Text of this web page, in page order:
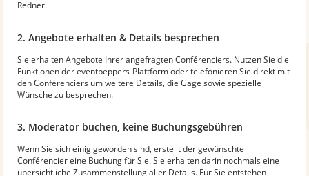
Redner.
2. Angebote erhalten & Details besprechen
Sie erhalten Angebote Ihrer angefragten Conférenciers. Nutzen Sie die
Funktionen der eventpeppers-Plattform oder telefonieren Sie direkt mit
den Conférenciers um weitere Details, die Gage sowie spezielle
Wünsche zu besprechen.
3. Moderator buchen, keine Buchungsgebühren
Wenn Sie sich einig geworden sind, erstellt der gewünschte
Conférencier eine Buchung für Sie. Sie erhalten darin nochmals eine
übersichtliche Zusammenstellung aller Details. Für Sie entstehen